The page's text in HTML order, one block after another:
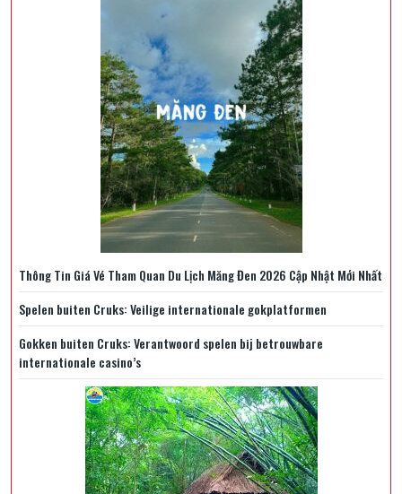
Thông Tin Giá Vé Tham Quan Du Lịch Măng Đen 2026 Cập Nhật Mới Nhất
Spelen buiten Cruks: Veilige internationale gokplatformen
Gokken buiten Cruks: Verantwoord spelen bij betrouwbare
internationale casino’s